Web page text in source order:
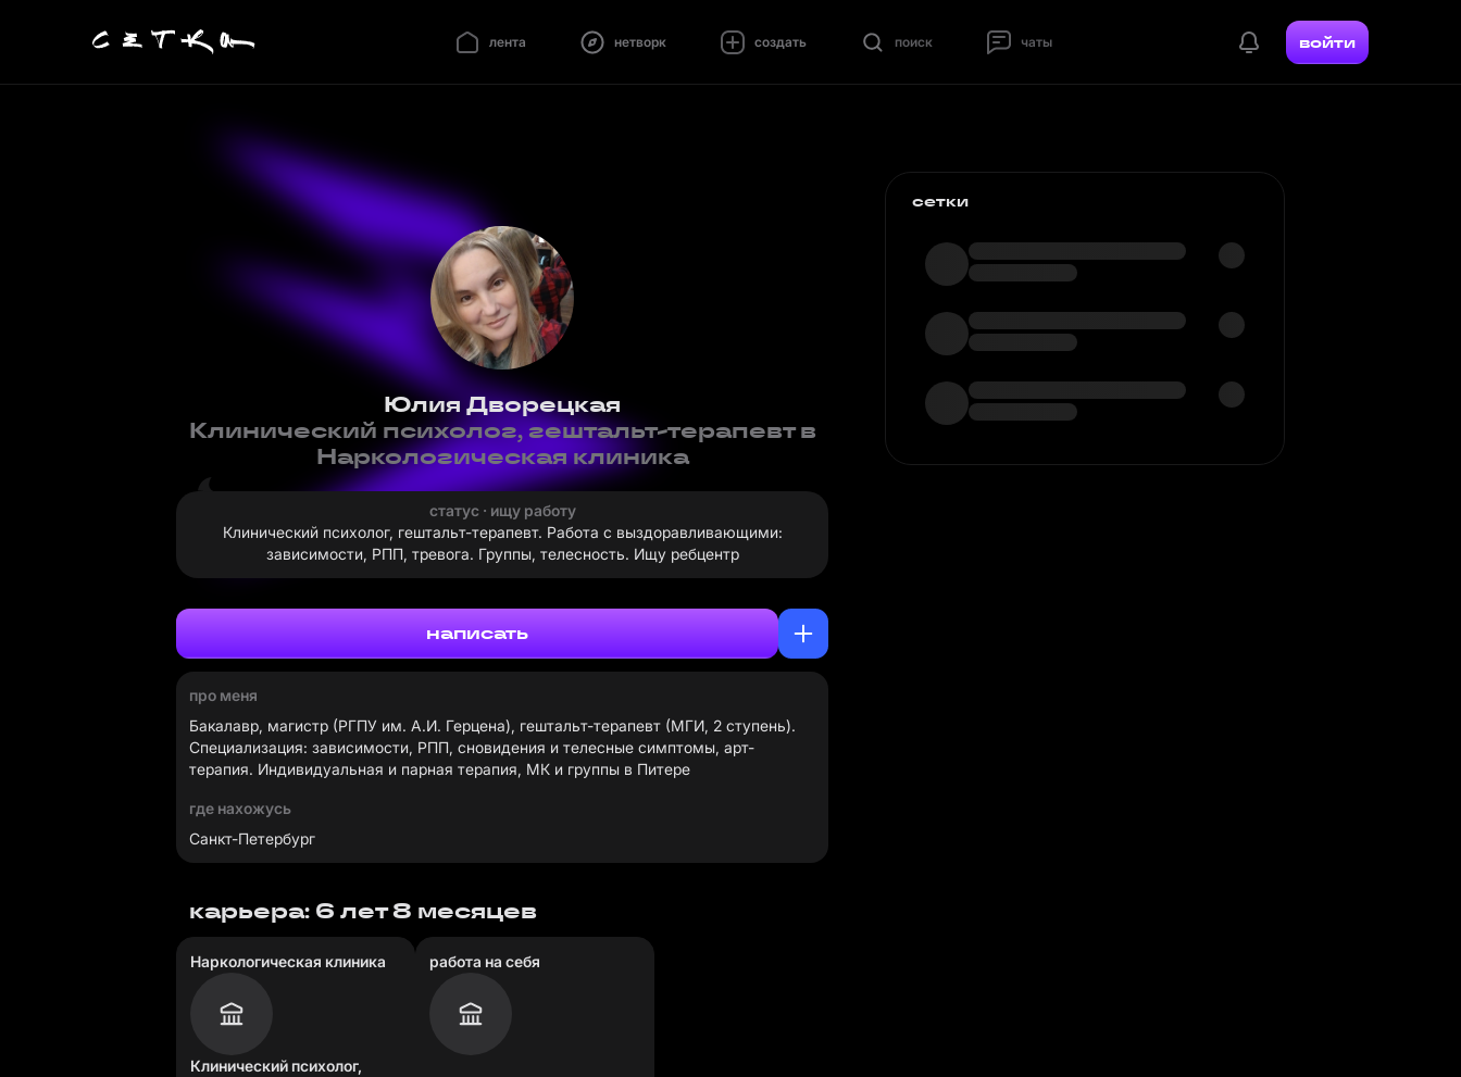
лента нетворк создать поиск чаты войти
Юлия Дворецкая
Клинический психолог, гештальт-терапевт в
Наркологическая клиника
статус · ищу работу
Клинический психолог, гештальт-терапевт. Работа с выздоравливающими:
зависимости, РПП, тревога. Группы, телесность. Ищу ребцентр
написать
про меня
Бакалавр, магистр (РГПУ им. А.И. Герцена), гештальт-терапевт (МГИ, 2 ступень).
Специализация: зависимости, РПП, сновидения и телесные симптомы, арт-
терапия. Индивидуальная и парная терапия, МК и группы в Питере
где нахожусь
Санкт-Петербург
карьера: 6 лет 8 месяцев
Наркологическая клиника
Клинический психолог,
работа на себя
сетки